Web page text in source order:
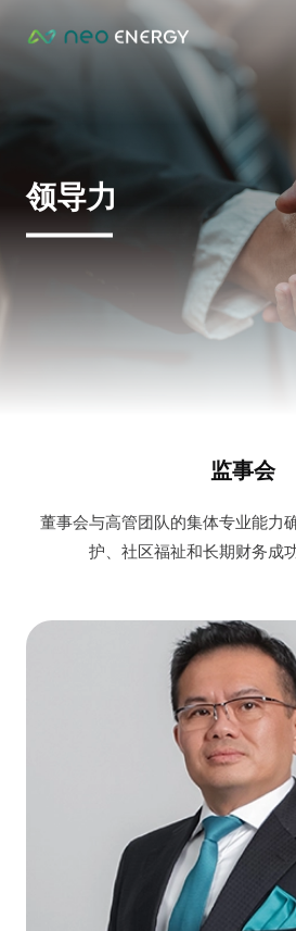
领导力
监事会
董事会与高管团队的集体专业能力
护、社区福祉和长期财务成